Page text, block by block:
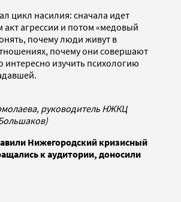
цикл насилия: сначала идет
акт агрессии и потом «медовый
почему люди живут в
почему они совершают
изучить психологию
руководитель НЖКЦ
Нижегородский кризисный
к аудитории, доносили